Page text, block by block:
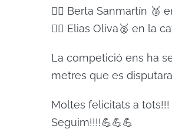
🏊‍♀️ Berta Sanmartín 🥉
🏊‍♂️ Elias Oliva🥈 en la
La competició ens ha
metres que es
Moltes felicitats a tots!!!
Seguim!!!!💪💪💪